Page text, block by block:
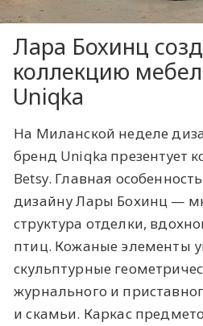
Лара Бохинц
коллекцию
Uniqka
На Миланской неделе
бренд Uniqka презентует
Betsy. Главная
дизайну Лары Бохинц —
структура отделки,
птиц. Кожаные элементы
скульптурные
журнального и
и скамьи. Каркас